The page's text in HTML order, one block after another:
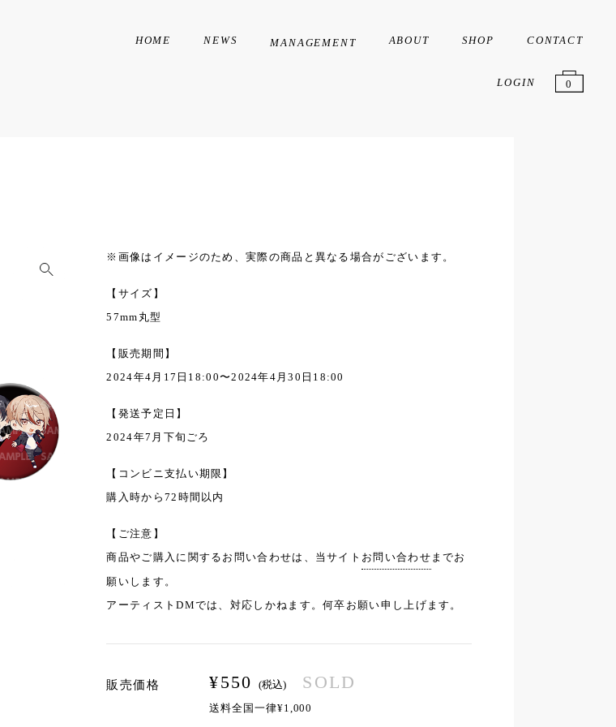
HOME NEWS MANAGEMENT ABOUT SHOP CONTACT
LOGIN 0
※画像はイメージのため、実際の商品と異なる場合がございます。
【サイズ】
57mm丸型
【販売期間】
2024年4月17日18:00〜2024年4月30日18:00
【発送予定日】
2024年7月下旬ごろ
【コンビニ支払い期限】
購入時から72時間以内
【ご注意】
商品やご購入に関するお問い合わせは、当サイト お問い合わせ までお
願いします。
アーティストDMでは、対応しかねます。何卒お願い申し上げます。
販売価格 ¥550 (税込) SOLD
送料全国一律¥1,000